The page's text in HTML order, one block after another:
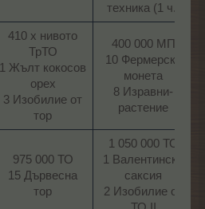
техника (1 ч.)​
410 х нивото
ТрТО
1 Жълт кокосов
орех
3 Изобилие от
тор​
400 000 МП
10 Фермерска
монета
8 Изравни-
растение​
975 000 ТО
15 Дървесна
тор​
1 050 000 ТО
1 Валентинска
саксия
2 Изобилие от